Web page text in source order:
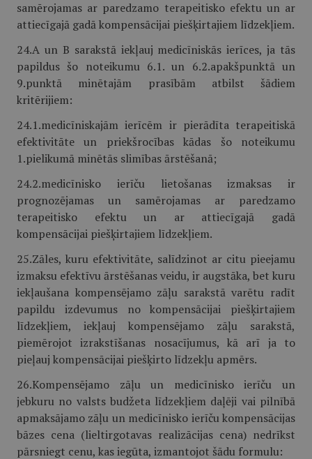
samērojamas ar paredzamo terapeitisko efektu un ar
attiecīgajā gadā kompensācijai piešķirtajiem līdzekļiem.
24.A un B sarakstā iekļauj medicīniskās ierīces, ja tās
papildus šo noteikumu 6.1. un 6.2.apakšpunktā un
9.punktā minētajām prasībām atbilst šādiem
kritērijiem:
24.1.medicīniskajām ierīcēm ir pierādīta terapeitiskā
efektivitāte un priekšrocības kādas šo noteikumu
1.pielikumā minētās slimības ārstēšanā;
24.2.medicīnisko ierīču lietošanas izmaksas ir
prognozējamas un samērojamas ar paredzamo
terapeitisko efektu un ar attiecīgajā gadā
kompensācijai piešķirtajiem līdzekļiem.
25.Zāles, kuru efektivitāte, salīdzinot ar citu pieejamu
izmaksu efektīvu ārstēšanas veidu, ir augstāka, bet kuru
iekļaušana kompensējamo zāļu sarakstā varētu radīt
papildu izdevumus no kompensācijai piešķirtajiem
līdzekļiem, iekļauj kompensējamo zāļu sarakstā,
piemērojot izrakstīšanas nosacījumus, kā arī ja to
pieļauj kompensācijai piešķirto līdzekļu apmērs.
26.Kompensējamo zāļu un medicīnisko ierīču un
jebkuru no valsts budžeta līdzekļiem daļēji vai pilnībā
apmaksājamo zāļu un medicīnisko ierīču kompensācijas
bāzes cena (lieltirgotavas realizācijas cena) nedrīkst
pārsniegt cenu, kas iegūta, izmantojot šādu formulu: